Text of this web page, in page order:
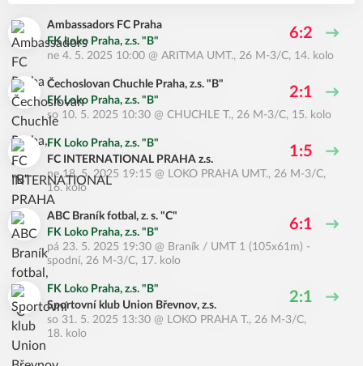
Ambassadors FC Praha
FK Loko Praha, z.s. "B"
6:2
ne 4. 5. 2025 10:00 @ ARITMA UMT., 26 M-3/C, 14. kolo
Čechoslovan Chuchle Praha, z.s. "B"
FK Loko Praha, z.s. "B"
2:1
so 10. 5. 2025 10:30 @ CHUCHLE T., 26 M-3/C, 15. kolo
FK Loko Praha, z.s. "B"
FC INTERNATIONAL PRAHA z.s.
1:5
ne 18. 5. 2025 19:15 @ LOKO PRAHA UMT., 26 M-3/C,
16. kolo
ABC Braník fotbal, z. s. "C"
FK Loko Praha, z.s. "B"
6:1
pá 23. 5. 2025 19:30 @ Braník / UMT 1 (105x61m) -
spodní, 26 M-3/C, 17. kolo
FK Loko Praha, z.s. "B"
Sportovní klub Union Břevnov, z.s.
2:1
so 31. 5. 2025 13:30 @ LOKO PRAHA T., 26 M-3/C,
18. kolo